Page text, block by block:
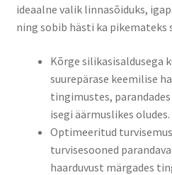
ideaalne valik linnasõiduks,
ning sobib hästi ka pikemateks
Kõrge silikasisaldusega
suurepärase keemilise
tingimustes,
isegi äärmuslikes oludes.​
Optimeeritud
turvisesooned
haarduvust märgades